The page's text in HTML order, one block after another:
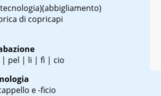
di copricapi
| pel | li | fì | cio
e -ficio